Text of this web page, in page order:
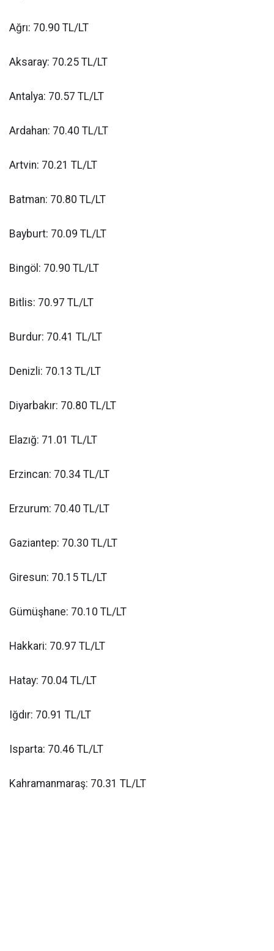
Ağrı: 70.90 TL/LT
Aksaray: 70.25 TL/LT
Antalya: 70.57 TL/LT
Ardahan: 70.40 TL/LT
Artvin: 70.21 TL/LT
Batman: 70.80 TL/LT
Bayburt: 70.09 TL/LT
Bingöl: 70.90 TL/LT
Bitlis: 70.97 TL/LT
Burdur: 70.41 TL/LT
Denizli: 70.13 TL/LT
Diyarbakır: 70.80 TL/LT
Elazığ: 71.01 TL/LT
Erzincan: 70.34 TL/LT
Erzurum: 70.40 TL/LT
Gaziantep: 70.30 TL/LT
Giresun: 70.15 TL/LT
Gümüşhane: 70.10 TL/LT
Hakkari: 70.97 TL/LT
Hatay: 70.04 TL/LT
Iğdır: 70.91 TL/LT
Isparta: 70.46 TL/LT
Kahramanmaraş: 70.31 TL/LT